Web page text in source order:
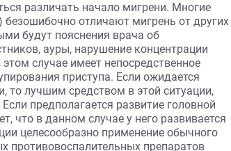
различать начало мигрени. Многие
отличают мигрень от других
будут пояснения врача об
ауры, нарушение концентрации
случае имеет непосредственное
приступа. Если ожидается
то лучшим средством в этой ситуации,
предполагается развитие головной
что в данном случае у него развивается
целесообразно применение обычного
противовоспалительных препаратов